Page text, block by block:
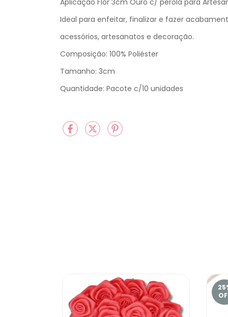
Aplicação Flor 3cm Ouro c/ pérola para
Ideal para enfeitar, finalizar e fazer
acessórios, artesanatos e decoração.
Composição: 100% Poliéster
Tamanho: 3cm
Quantidade: Pacote c/10 unidades
25